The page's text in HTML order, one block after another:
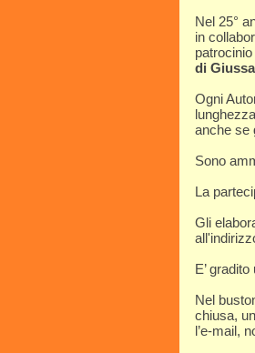
Nel 25°
in
di
Ogni
anche se
Sono
La
Gli
E’
Nel
chiusa,
l’e-mail,